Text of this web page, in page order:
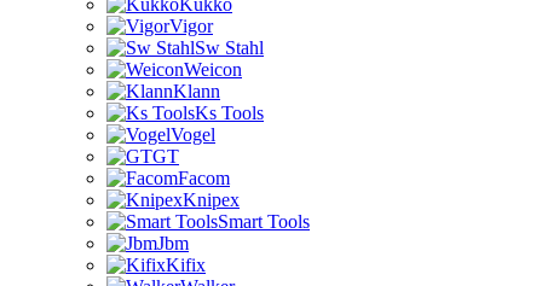
Vigor
Sw Stahl
Weicon
Klann
Ks Tools
Vogel
GT
Facom
Knipex
Smart Tools
Jbm
Kifix